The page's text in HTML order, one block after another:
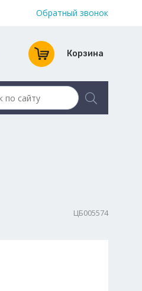
Обратный звонок
Корзина
ЦБ005574